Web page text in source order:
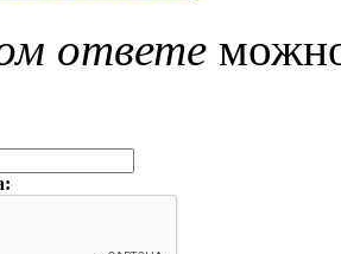
ответе